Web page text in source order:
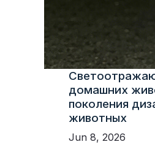
домашних
поколения
животных
Jun 8, 2026